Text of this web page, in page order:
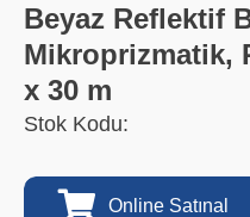
Beyaz Reflektif
Mikroprizmatik,
x 30 m
Stok Kodu:
Online Satınal